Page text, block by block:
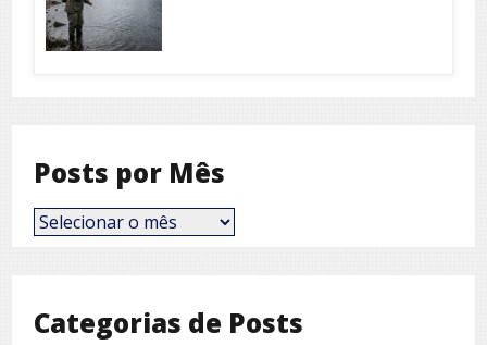
Posts por Mês
Posts
por
Categorias de Posts